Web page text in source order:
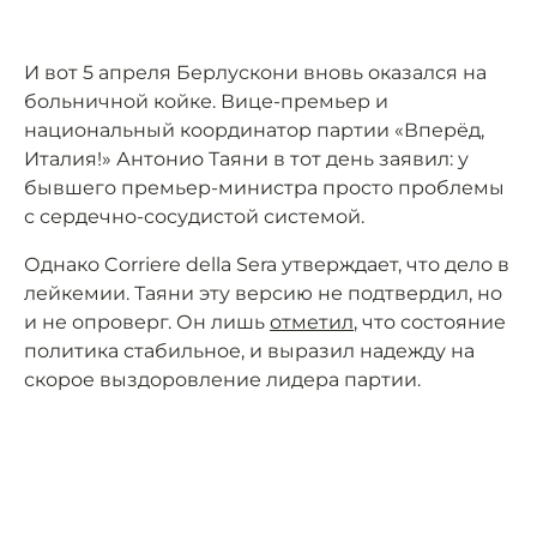
И вот 5 апреля Берлускони вновь оказался на
больничной койке. Вице-премьер и
национальный координатор партии «Вперёд,
Италия!» Антонио Таяни в тот день заявил: у
бывшего премьер-министра просто проблемы
с сердечно-сосудистой системой.
Однако Corriere della Sera утверждает, что дело в
лейкемии. Таяни эту версию не подтвердил, но
и не опроверг. Он лишь отметил, что состояние
политика стабильное, и выразил надежду на
скорое выздоровление лидера партии.